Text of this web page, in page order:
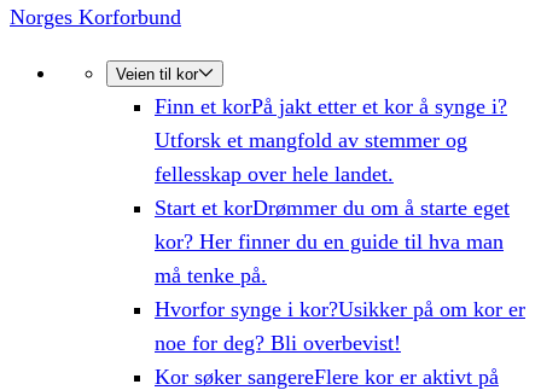
Norges Korforbund
Veien til kor
Finn et korPå jakt etter et kor å synge i?
Utforsk et mangfold av stemmer og
fellesskap over hele landet.
Start et korDrømmer du om å starte eget
kor? Her finner du en guide til hva man
må tenke på.
Hvorfor synge i kor?Usikker på om kor er
noe for deg? Bli overbevist!
Kor søker sangereFlere kor er aktivt på